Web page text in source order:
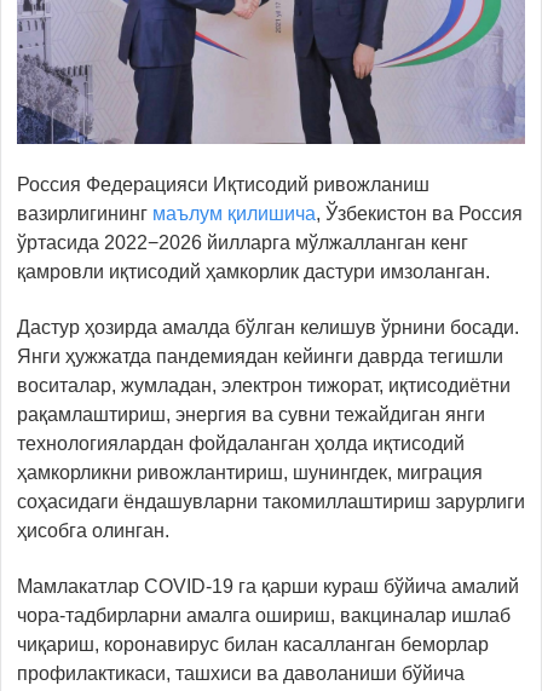
Россия Федерацияси Иқтисодий ривожланиш
вазирлигининг маълум қилишича, Ўзбекистон ва Россия
ўртасида 2022−2026 йилларга мўлжалланган кенг
қамровли иқтисодий ҳамкорлик дастури имзоланган.
Дастур ҳозирда амалда бўлган келишув ўрнини босади.
Янги ҳужжатда пандемиядан кейинги даврда тегишли
воситалар, жумладан, электрон тижорат, иқтисодиётни
рақамлаштириш, энергия ва сувни тежайдиган янги
технологиялардан фойдаланган ҳолда иқтисодий
ҳамкорликни ривожлантириш, шунингдек, миграция
соҳасидаги ёндашувларни такомиллаштириш зарурлиги
ҳисобга олинган.
Мамлакатлар COVID-19 га қарши кураш бўйича амалий
чора-тадбирларни амалга ошириш, вакциналар ишлаб
чиқариш, коронавирус билан касалланган беморлар
профилактикаси, ташхиси ва даволаниши бўйича